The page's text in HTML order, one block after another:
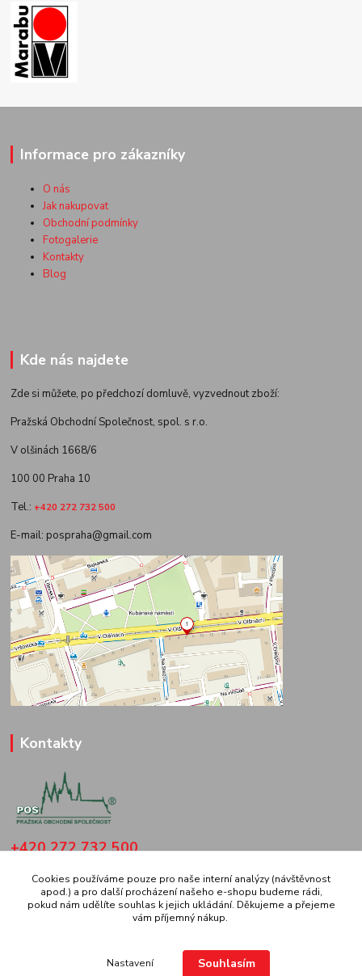
Informace pro zákazníky
O nás
Jak nakupovat
Obchodní podmínky
Fotogalerie
Kontakty
Blog
Kde nás najdete
Zde si můžete, po předchozí domluvě, vyzvednout zboží:
Pražská Obchodní Společnost, spol. s r.o.
V olšinách 1668/6
100 00 Praha 10
Tel.: +420 272 732 500
E-mail: pospraha@gmail.com
Kontakty
+420 272 732 500
pospraha@gmail.com
Cookies používáme pouze pro naše interní analýzy (návštěvnost
apod.) a pro další procházení našeho e-shopu budeme rádi,
pokud nám udělíte souhlas k jejich ukládání. Děkujeme a přejeme
vám příjemný nákup.
Nastavení Souhlasím